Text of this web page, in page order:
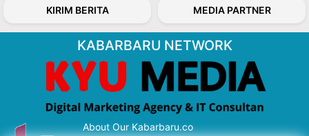
KIRIM BERITA MEDIA PARTNER
KABARBARU NETWORK
About Our Kabarbaru.co